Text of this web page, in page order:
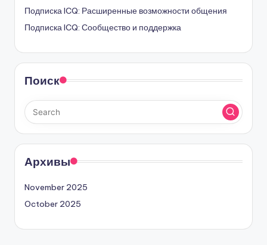
Подписка ICQ: Расширенные возможности общения
Подписка ICQ: Сообщество и поддержка
Поиск
Архивы
November 2025
October 2025